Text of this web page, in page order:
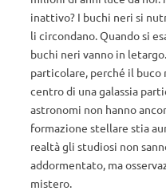
inattivo? I buchi neri si
li circondano. Quando si
buchi neri vanno in
particolare, perché il buco
centro di una galassia
astronomi non hanno
formazione stellare stia
realtà gli studiosi non
addormentato, ma
mistero.